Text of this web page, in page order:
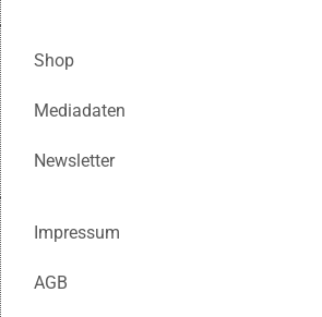
Shop
Mediadaten
Newsletter
Impressum
AGB